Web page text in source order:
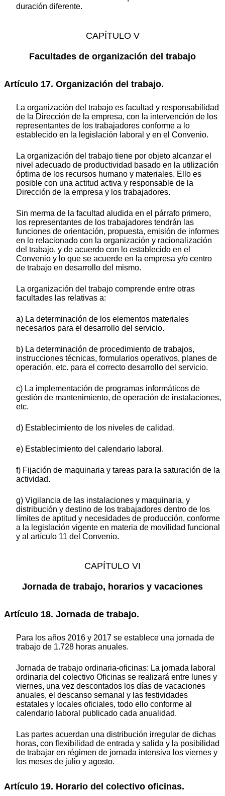
duración diferente.
CAPÍTULO V
Facultades de organización del trabajo
Artículo 17. Organización del trabajo.
La organización del trabajo es facultad y responsabilidad
de la Dirección de la empresa, con la intervención de los
representantes de los trabajadores conforme a lo
establecido en la legislación laboral y en el Convenio.
La organización del trabajo tiene por objeto alcanzar el
nivel adecuado de productividad basado en la utilización
óptima de los recursos humano y materiales. Ello es
posible con una actitud activa y responsable de la
Dirección de la empresa y los trabajadores.
Sin merma de la facultad aludida en el párrafo primero,
los representantes de los trabajadores tendrán las
funciones de orientación, propuesta, emisión de informes
en lo relacionado con la organización y racionalización
del trabajo, y de acuerdo con lo establecido en el
Convenio y lo que se acuerde en la empresa y/o centro
de trabajo en desarrollo del mismo.
La organización del trabajo comprende entre otras
facultades las relativas a:
a) La determinación de los elementos materiales
necesarios para el desarrollo del servicio.
b) La determinación de procedimiento de trabajos,
instrucciones técnicas, formularios operativos, planes de
operación, etc. para el correcto desarrollo del servicio.
c) La implementación de programas informáticos de
gestión de mantenimiento, de operación de instalaciones,
etc.
d) Establecimiento de los niveles de calidad.
e) Establecimiento del calendario laboral.
f) Fijación de maquinaria y tareas para la saturación de la
actividad.
g) Vigilancia de las instalaciones y maquinaria, y
distribución y destino de los trabajadores dentro de los
límites de aptitud y necesidades de producción, conforme
a la legislación vigente en materia de movilidad funcional
y al artículo 11 del Convenio.
CAPÍTULO VI
Jornada de trabajo, horarios y vacaciones
Artículo 18. Jornada de trabajo.
Para los años 2016 y 2017 se establece una jornada de
trabajo de 1.728 horas anuales.
Jornada de trabajo ordinaria-oficinas: La jornada laboral
ordinaria del colectivo Oficinas se realizará entre lunes y
viernes, una vez descontados los días de vacaciones
anuales, el descanso semanal y las festividades
estatales y locales oficiales, todo ello conforme al
calendario laboral publicado cada anualidad.
Las partes acuerdan una distribución irregular de dichas
horas, con flexibilidad de entrada y salida y la posibilidad
de trabajar en régimen de jornada intensiva los viernes y
los meses de julio y agosto.
Artículo 19. Horario del colectivo oficinas.